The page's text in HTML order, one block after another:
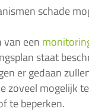
schade
van een
staat
er gedaan
zoveel mogelijk te
te beperken.